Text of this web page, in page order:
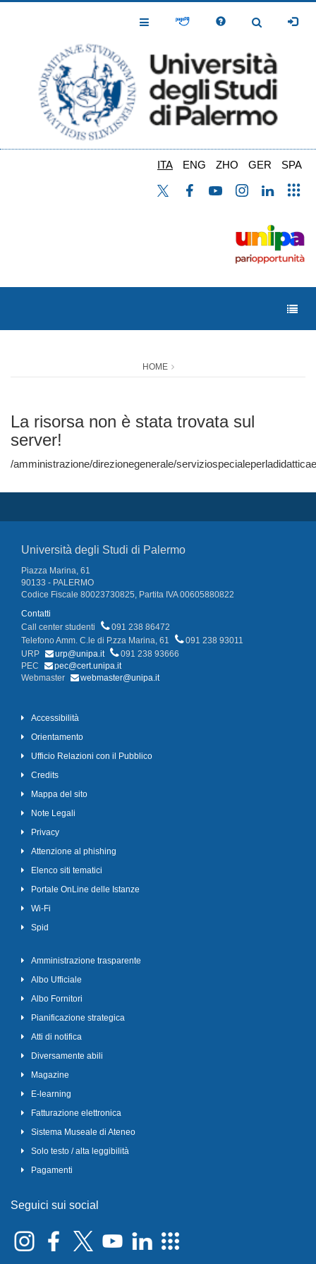
Toggle
Toggle
ITA ENG ZHO GER SPA
HOME
La risorsa non è stata trovata sul
server!
/amministrazione/direzionegenerale/
Università degli Studi di Palermo
Piazza Marina, 61
90133 - PALERMO
Codice Fiscale 80023730825, Partita IVA 00605880822
Contatti
Call center studenti
091 238 86472
Telefono Amm. C.le di P.zza Marina, 61
091 238 93011
URP
urp@unipa.it
091 238 93666
PEC
pec@cert.unipa.it
Webmaster
webmaster@unipa.it
Accessibilità
Orientamento
Ufficio Relazioni con il Pubblico
Credits
Mappa del sito
Note Legali
Privacy
Attenzione al phishing
Elenco siti tematici
Portale OnLine delle Istanze
Wi-Fi
Spid
Amministrazione trasparente
Albo Ufficiale
Albo Fornitori
Pianificazione strategica
Atti di notifica
Diversamente abili
Magazine
E-learning
Fatturazione elettronica
Sistema Museale di Ateneo
Solo testo / alta leggibilità
Pagamenti
Seguici sui social